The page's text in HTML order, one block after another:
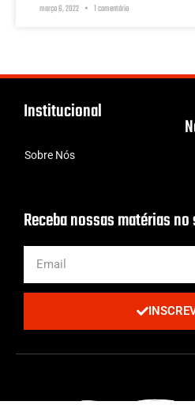
março 6, 2022 1 comentário
Institucional
Sobre Nós
Receba nossas matérias